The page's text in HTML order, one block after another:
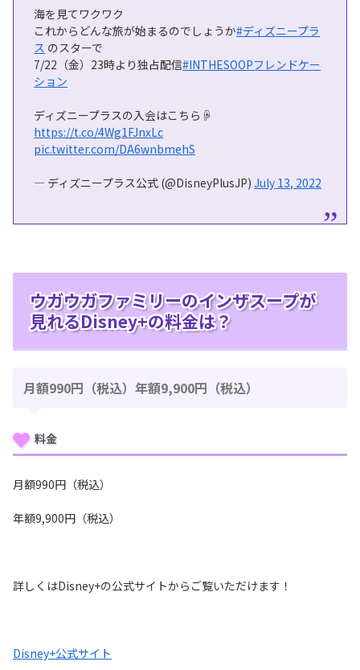
海を見てワクワク
これからどんな旅が始まるのでしょうか#ディズニープラ
ス のスターで
7/22（金）23時より独占配信#INTHESOOPフレンドケー
ション
ディズニープラスの入会はこちら☟
https://t.co/4Wg1FJnxLc
pic.twitter.com/DA6wnbmehS
— ディズニープラス公式 (@DisneyPlusJP)July 13, 2022
ウガウガファミリーのインザスープが
見れるDisney+の料金は？
月額990円（税込）年額9,900円（税込）
料金
月額990円（税込）
年額9,900円（税込）
詳しくはDisney+の公式サイトからご覧いただけます！
Disney+公式サイト